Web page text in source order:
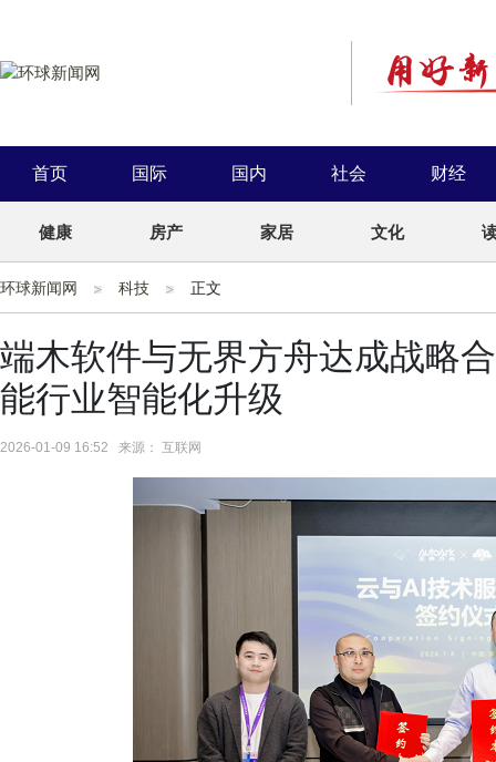
首页 国际 国内 社会 财经
健康 房产 家居 文化
环球新闻网 科技 正文
端木软件与无界方舟达成战略
能行业智能化升级
2026-01-09 16:52 来源： 互联网